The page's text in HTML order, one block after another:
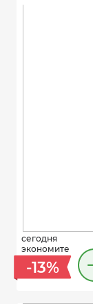
сегодня
экономите
-13%